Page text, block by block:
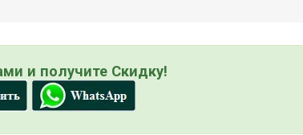
и получите Скидку!